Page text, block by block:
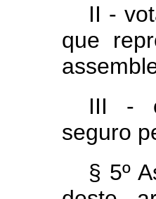
II -
que
III -
seguro
§ 5º